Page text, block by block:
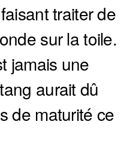
traiter de
sur la toile.
jamais une
aurait dû
de maturité ce